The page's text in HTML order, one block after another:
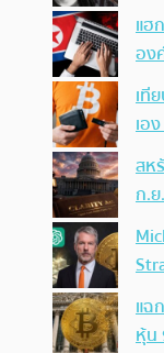
แฮ
อง
เที
เอ
สห
ก.
แฉ
หุ้น